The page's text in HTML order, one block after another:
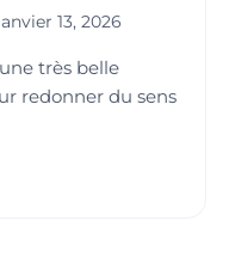
13, 2026
très belle
redonner du sens